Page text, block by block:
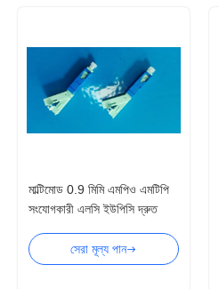
মাল্টিমোড 0.9 মিমি এমপিও এমটিপি
সংযোগকারী এলসি ইউপিসি দ্রুত
সেরা মূল্য পান